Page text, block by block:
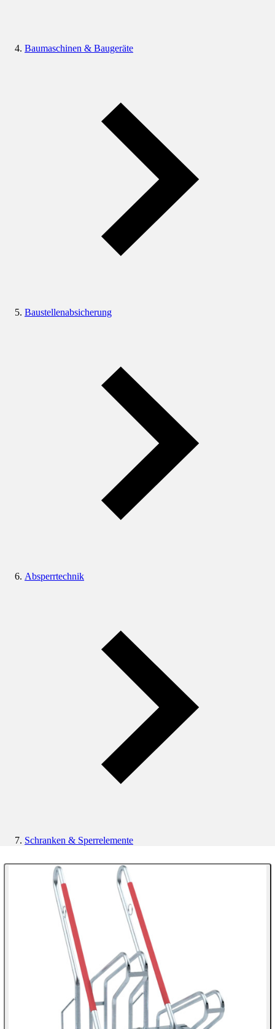
Baumaschinen & Baugeräte
Baustellenabsicherung
Absperrtechnik
Schranken & Sperrelemente